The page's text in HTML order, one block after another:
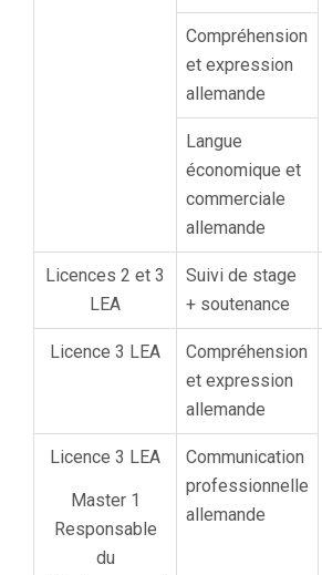
Compréhension
et expression
allemande
Langue
économique et
commerciale
allemande
Licences 2 et 3
LEA
Suivi de stage
+ soutenance
Licence 3 LEA
Compréhension
et expression
allemande
Licence 3 LEA
Master 1
Responsable
du
Communication
professionnelle
allemande